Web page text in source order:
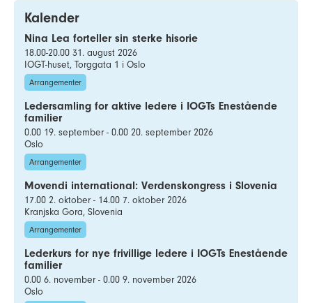
Kalender
Nina Lea forteller sin sterke hisorie
18.00-20.00 31. august 2026
IOGT-huset, Torggata 1 i Oslo
Arrangementer
Ledersamling for aktive ledere i IOGTs Enestående
familier
0.00 19. september - 0.00 20. september 2026
Oslo
Arrangementer
Movendi international: Verdenskongress i Slovenia
17.00 2. oktober - 14.00 7. oktober 2026
Kranjska Gora, Slovenia
Arrangementer
Lederkurs for nye frivillige ledere i IOGTs Enestående
familier
0.00 6. november - 0.00 9. november 2026
Oslo